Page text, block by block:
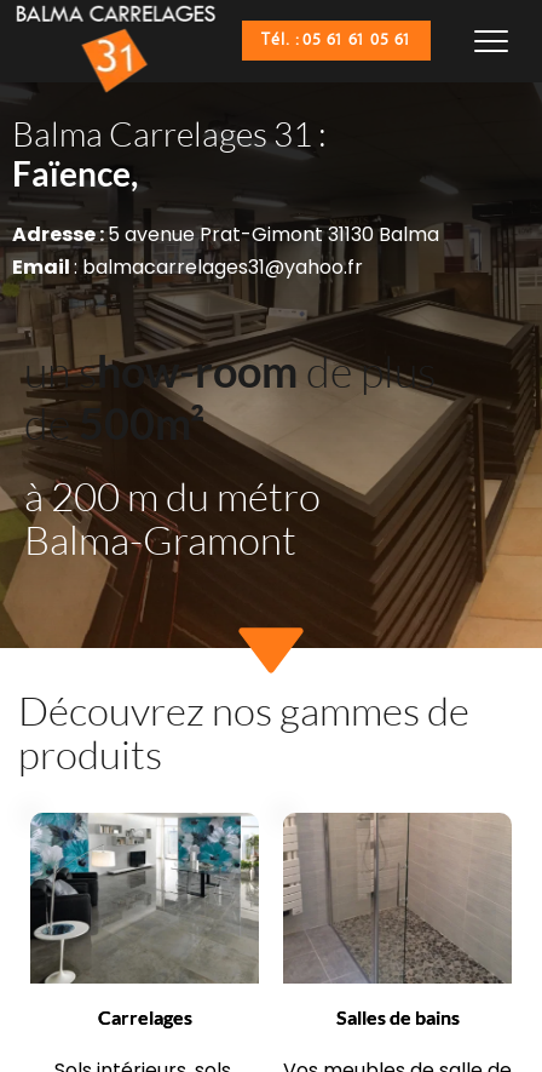
Tél. : 05 61 61 05 61
Balma Carrelages 31 :
Faïence,
Sanitaires,
Adresse : 5 avenue Prat-Gimont 31130 Balma
Email : balmacarrelages31@yahoo.fr
un show-room de plus
de 500m²
à 200 m du métro
Balma-Gramont
Découvrez nos gammes de
produits
Carrelages Salles de bains